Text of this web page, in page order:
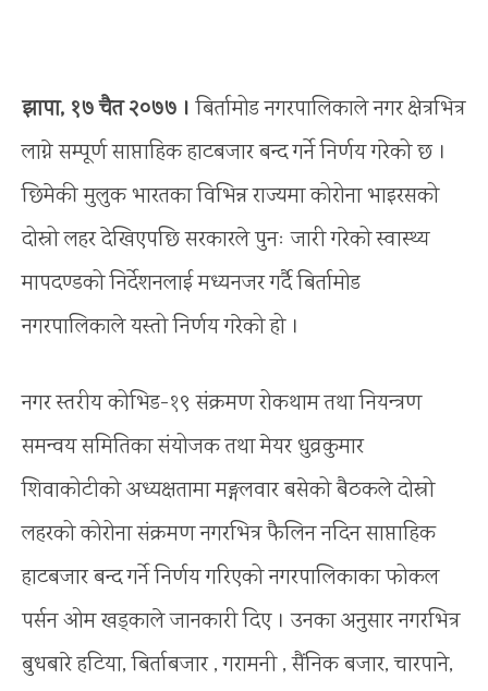
झापा, १७ चैत २०७७ । बिर्तामोड नगरपालिकाले नगर क्षेत्रभित्र
लाग्ने सम्पूर्ण साप्ताहिक हाटबजार बन्द गर्ने निर्णय गरेको छ ।
छिमेकी मुलुक भारतका विभिन्न राज्यमा कोरोना भाइरसको
दोस्रो लहर देखिएपछि सरकारले पुनः जारी गरेको स्वास्थ्य
मापदण्डको निर्देशनलाई मध्यनजर गर्दै बिर्तामोड
नगरपालिकाले यस्तो निर्णय गरेको हो ।
नगर स्तरीय कोभिड-१९ संक्रमण रोकथाम तथा नियन्त्रण
समन्वय समितिका संयोजक तथा मेयर धुव्रकुमार
शिवाकोटीको अध्यक्षतामा मङ्गलवार बसेको बैठकले दोस्रो
लहरको कोरोना संक्रमण नगरभित्र फैलिन नदिन साप्ताहिक
हाटबजार बन्द गर्ने निर्णय गरिएको नगरपालिकाका फोकल
पर्सन ओम खड्काले जानकारी दिए । उनका अनुसार नगरभित्र
बुधबारे हटिया, बिर्ताबजार , गरामनी , सैंनिक बजार, चारपाने,